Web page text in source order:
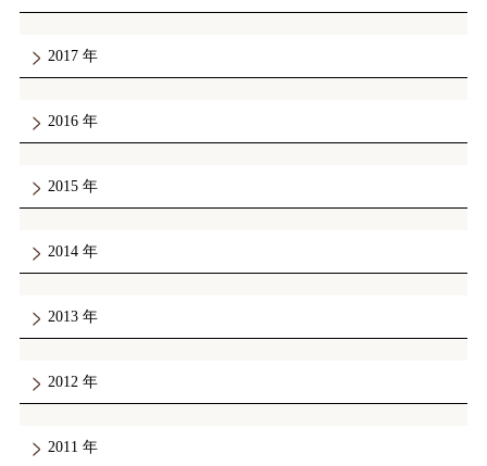
2017
2016
2015
2014
2013
2012
2011